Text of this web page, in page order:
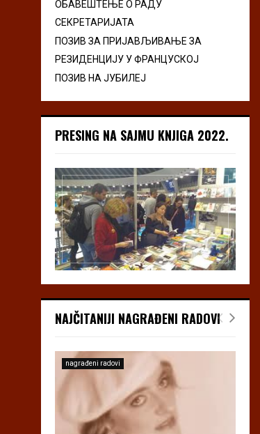
ОБАВЕШТЕЊЕ О РАДУ
СЕКРЕТАРИЈАТА
ПОЗИВ ЗА ПРИЈАВЉИВАЊЕ ЗА
РЕЗИДЕНЦИЈУ У ФРАНЦУСКОЈ
ПОЗИВ НА ЈУБИЛЕЈ
PRESING NA SAJMU KNJIGA 2022.
NAJČITANIJI NAGRAĐENI RADOVI
nagrađeni radovi